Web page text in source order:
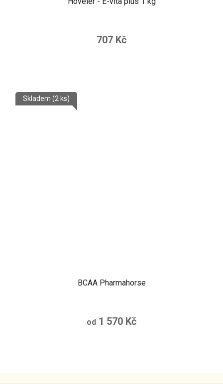
707 Kč
BCAA Pharmahorse
Skladem (2 ks)
od 1 570 Kč